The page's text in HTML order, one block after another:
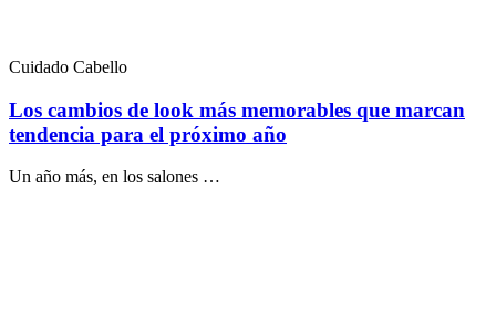
Cuidado Cabello
Los cambios de look más memorables que marcan
tendencia para el próximo año
Un año más, en los salones …